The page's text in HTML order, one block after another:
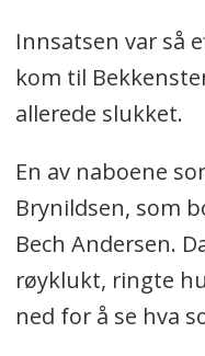
Innsatsen var så
kom til
allerede slukket.
En av naboene
Brynildsen, som
Bech Andersen.
røyklukt, ringte
ned for å se hva